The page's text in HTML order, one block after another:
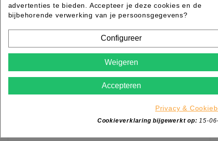
advertenties te bieden. Accepteer je deze cookies en de
bijbehorende verwerking van je persoonsgegevens?
Configureer
Weigeren
Accepteren
Privacy &
Cookieverklaring bijgewerkt op: 15-